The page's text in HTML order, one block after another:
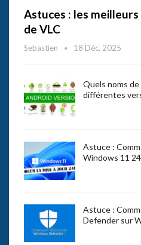
Astuces : les
de VLC
Sebastien 18 Déc, 2025
Quels noms
différentes
Astuce :
Windows 11
Astuce :
Defender sur